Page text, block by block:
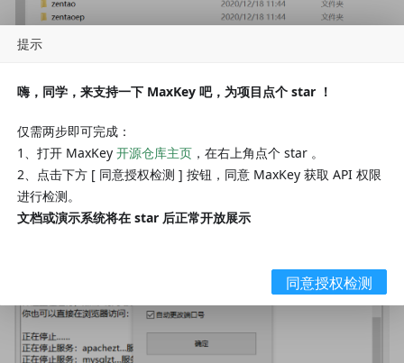
运行start.exe
点击“服务”，修改端口避免和maxkey冲突
提示
嗨，同学，来支持一下 MaxKey 吧，为项目点个 star ！
仅需两步即可完成：
1、打开 MaxKey 开源仓库主页 ，在右上角点个 star 。
2、点击下方 [ 同意授权检测 ] 按钮，同意 MaxKey 获取 API 权限
进行检测。
文档或演示系统将在 star 后正常开放展示
同意授权检测